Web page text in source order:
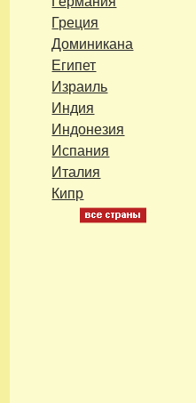
Греция
Доминикана
Египет
Израиль
Индия
Индонезия
Испания
Италия
Кипр